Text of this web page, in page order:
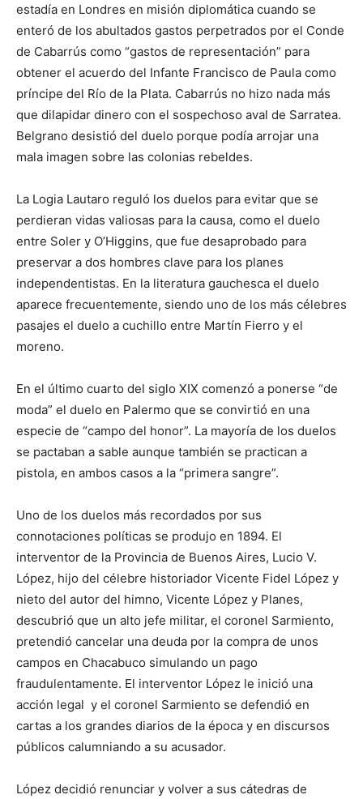
estadía en Londres en misión diplomática cuando se
enteró de los abultados gastos perpetrados por el Conde
de Cabarrús como “gastos de representación” para
obtener el acuerdo del Infante Francisco de Paula como
príncipe del Río de la Plata. Cabarrús no hizo nada más
que dilapidar dinero con el sospechoso aval de Sarratea.
Belgrano desistió del duelo porque podía arrojar una
mala imagen sobre las colonias rebeldes.
La Logia Lautaro reguló los duelos para evitar que se
perdieran vidas valiosas para la causa, como el duelo
entre Soler y O’Higgins, que fue desaprobado para
preservar a dos hombres clave para los planes
independentistas. En la literatura gauchesca el duelo
aparece frecuentemente, siendo uno de los más célebres
pasajes el duelo a cuchillo entre Martín Fierro y el
moreno.
En el último cuarto del siglo XIX comenzó a ponerse “de
moda” el duelo en Palermo que se convirtió en una
especie de “campo del honor”. La mayoría de los duelos
se pactaban a sable aunque también se practican a
pistola, en ambos casos a la “primera sangre”.
Uno de los duelos más recordados por sus
connotaciones políticas se produjo en 1894. El
interventor de la Provincia de Buenos Aires, Lucio V.
López, hijo del célebre historiador Vicente Fidel López y
nieto del autor del himno, Vicente López y Planes,
descubrió que un alto jefe militar, el coronel Sarmiento,
pretendió cancelar una deuda por la compra de unos
campos en Chacabuco simulando un pago
fraudulentamente. El interventor López le inició una
acción legal y el coronel Sarmiento se defendió en
cartas a los grandes diarios de la época y en discursos
públicos calumniando a su acusador.
López decidió renunciar y volver a sus cátedras de